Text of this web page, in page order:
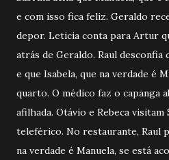
e com isso fica feliz. Geraldo
depor. Leticia conta para Artur
atrás de Geraldo. Raul desconfia
e que Isabela, que na verdade é
quarto. O médico faz o capanga
afilhada. Otávio e Rebeca visitam
teleférico. No restaurante, Raul
na verdade é Manuela, se está